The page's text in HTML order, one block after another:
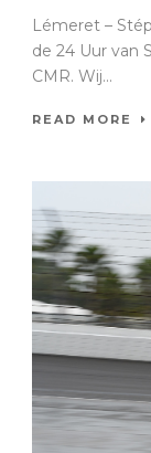
Lémeret –
de 24 Uur van
CMR. Wij...
READ MORE